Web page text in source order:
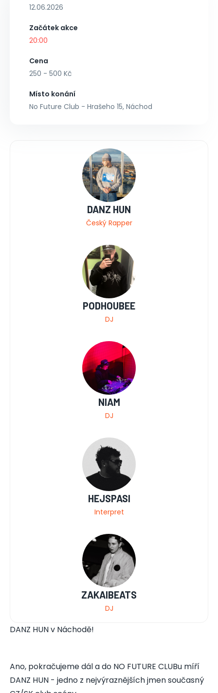
12.06.2026
Začátek akce
20:00
Cena
250 - 500 Kč
Místo konání
No Future Club - Hrašeho 15, Náchod
DANZ HUN
Český Rapper
PODHOUBEE
DJ
NIAM
DJ
HEJSPASI
Interpret
ZAKAIBEATS
DJ
DANZ HUN v Náchodě!
Ano, pokračujeme dál a do NO FUTURE CLUBu míří
DANZ HUN - jedno z nejvýraznějších jmen současný